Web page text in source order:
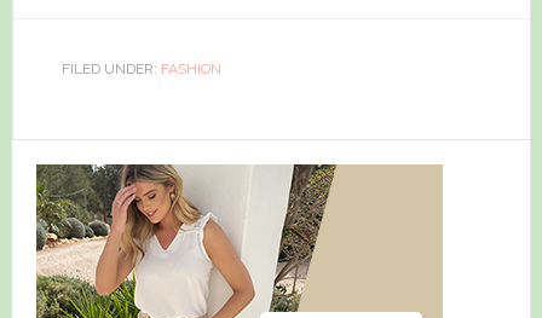
FILED UNDER: FASHION
Primary
Sidebar